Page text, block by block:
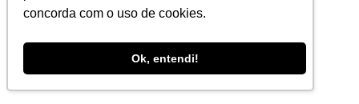
concorda com o uso de cookies.
Ok, entendi!
Callmed Exames Complementares
Saiba Mais